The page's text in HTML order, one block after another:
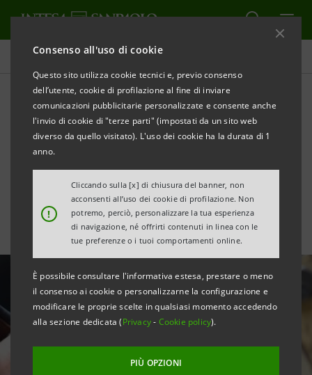
Consenso all'uso di cookie
Questo sito utilizza cookie tecnici e, previo consenso
dell’utente, cookie di profilazione al fine di inviare
comunicazioni pubblicitarie personalizzate e consente anche
l'invio di cookie di "terze parti" (impostati da un sito web
diverso da quello visitato). L'uso dei cookie ha la durata di 1
anno.
!
Cliccando sulla [x] di chiusura del banner, non
acconsenti all’uso dei cookie di profilazione. Non
potremo, perciò, personalizzare la tua esperienza
di navigazione, né offrirti contenuti in linea con le
tue preferenze o i tuoi comportamenti online.
È possibile consultare l'informativa estesa, prestare o meno
il consenso ai cookie o personalizzarne la configurazione e
modificare le proprie scelte in qualsiasi momento accedendo
alla sezione dedicata (Privacy- Cookie policy).
PIÙ OPZIONI
Area Media
SRM: le imprese del
Mezzogiorno che investono
sono 7 su 10